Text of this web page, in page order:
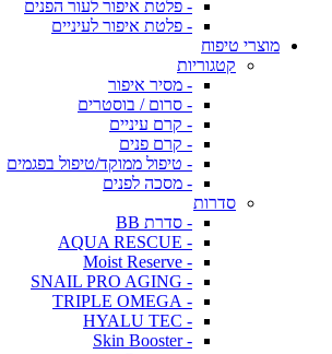
- פלטת איפור לעור הפנים
- פלטת איפור לעיניים
מוצרי טיפוח
קטגוריות
- מסיר איפור
- סרום / בוסטרים
- קרם עיניים
- קרם פנים
- טיפול ממוקד/טיפול בפגמים
- מסכה לפנים
סדרות
- סדרת BB
- AQUA RESCUE
- Moist Reserve
- SNAIL PRO AGING
- TRIPLE OMEGA
- HYALU TEC
- Skin Booster